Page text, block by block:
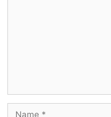
Dei Manusha
Name